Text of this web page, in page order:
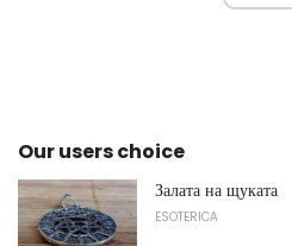
Our users choice
Залата на щуката
ESOTERICA